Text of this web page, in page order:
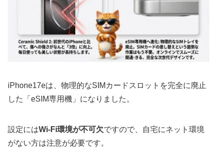
iPhone17eは、物理的なSIMカードスロットを完全に廃止
した「eSIM専用機」になりました。
設定にはWi-Fi環境が不可欠ですので、自宅にネット環境
がない方は注意が必要です。